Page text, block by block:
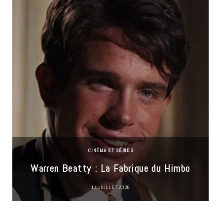
CINÉMA ET SÉRIES
Warren Beatty : La Fabrique du Himbo
14 JUILLET 2026